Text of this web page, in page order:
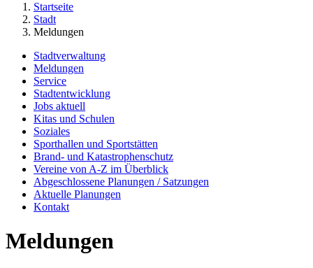
Startseite
Stadt
Meldungen
Stadtverwaltung
Meldungen
Service
Stadtentwicklung
Jobs aktuell
Kitas und Schulen
Soziales
Sporthallen und Sportstätten
Brand- und Katastrophenschutz
Vereine von A-Z im Überblick
Abgeschlossene Planungen / Satzungen
Aktuelle Planungen
Kontakt
Meldungen